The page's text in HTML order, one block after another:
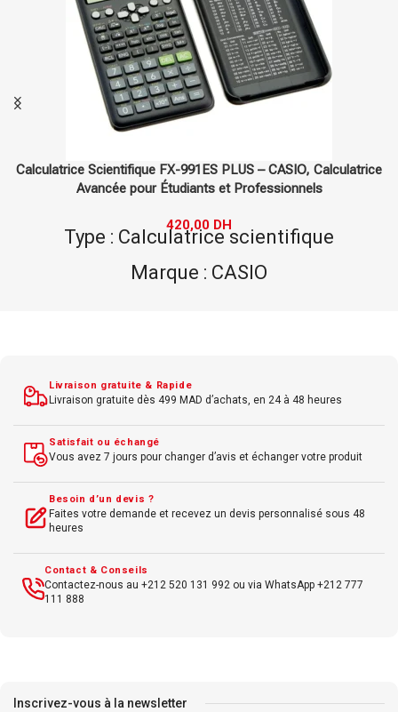
Boite de 10 Marqueurs fluorescents Textliner 48 – Faber
Castel, surligneur haute visibilité
72,00 DH
Quantité : 10 surligneurs
Type : Textliner 48
Livraison gratuite & Rapide
Livraison gratuite dès 499 MAD d’achats, en 24 à 48 heures
Satisfait ou échangé
Vous avez 7 jours pour changer d’avis et échanger votre produit
Besoin d’un devis ?
Faites votre demande et recevez un devis personnalisé sous 48
heures
Contact & Conseils
Contactez-nous au +212 520 131 992 ou via WhatsApp +212 777
111 888
Inscrivez-vous à la newsletter